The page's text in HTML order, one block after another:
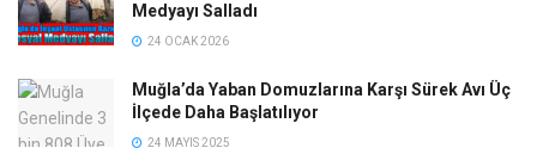
Medyayı Salladı
24 OCAK 2026
Muğla’da Yaban Domuzlarına Karşı Sürek Avı Üç
İlçede Daha Başlatılıyor
24 MAYIS 2025